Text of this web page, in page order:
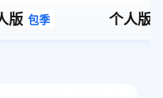
版 包季 个人版